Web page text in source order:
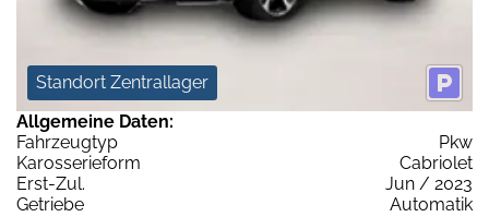
Standort Zentrallager
Allgemeine Daten:
Fahrzeugtyp
Pkw
Karosserieform
Cabriolet
Erst-Zul.
Jun / 2023
Getriebe
Automatik